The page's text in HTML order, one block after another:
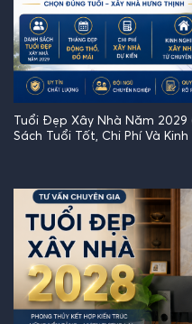
Tuổi Đẹp Xây Nhà Năm 2029
Sách Tuổi Tốt, Chi Phí Và